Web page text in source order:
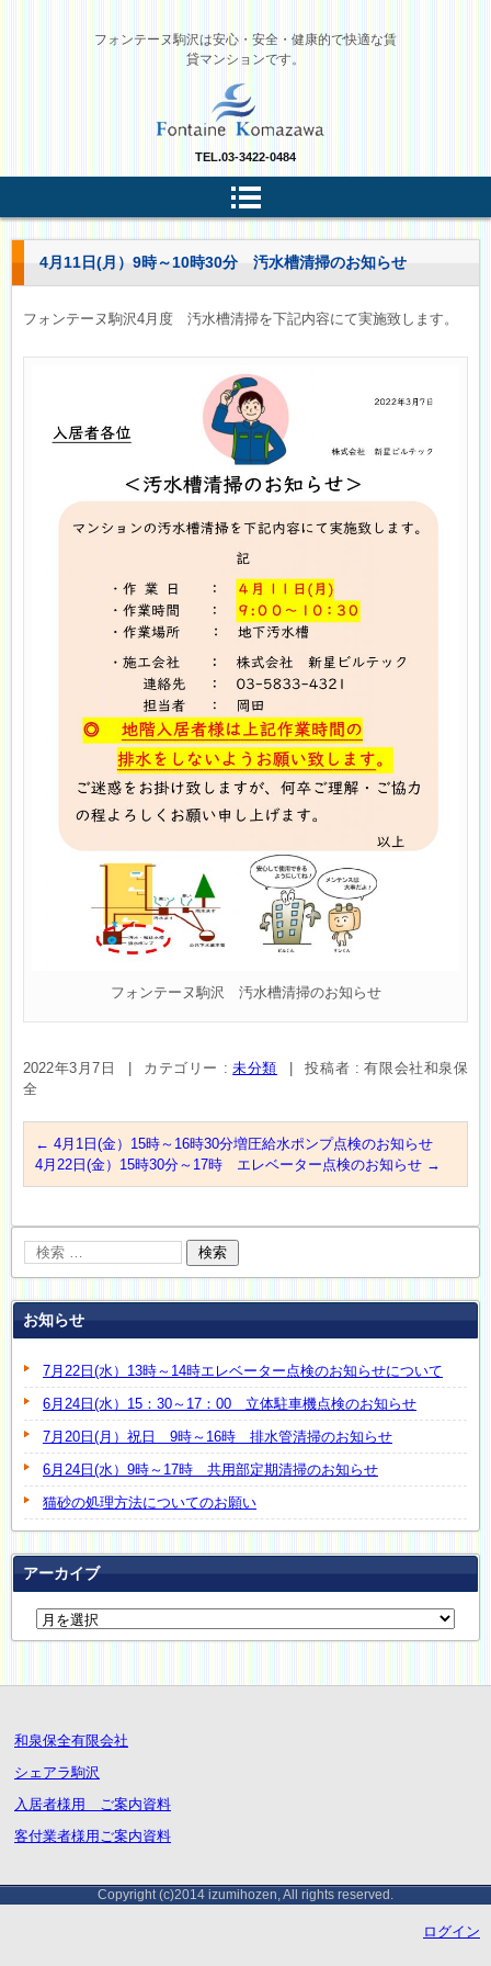
フォンテーヌ駒沢は安心・安全・健康的で快適な賃
貸マンションです。
TEL.03-3422-0484
4月11日(月）9時～10時30分 汚水槽清掃のお知らせ
フォンテーヌ駒沢4月度 汚水槽清掃を下記内容にて実施致します。
フォンテーヌ駒沢 汚水槽清掃のお知らせ
2022年3月7日 | カテゴリー :未分類 |
投稿者 : 有限会社和泉保
全
← 4月1日(金）15時～16時30分増圧給水ポンプ点検のお知らせ
4月22日(金）15時30分～17時 エレベーター点検のお知らせ →
お知らせ
7月22日(水）13時～14時エレベーター点検のお知らせについて
6月24日(水）15：30～17：00 立体駐車機点検のお知らせ
7月20日(月）祝日 9時～16時 排水管清掃のお知らせ
6月24日(水）9時～17時 共用部定期清掃のお知らせ
猫砂の処理方法についてのお願い
アーカイブ
和泉保全有限会社
シェアラ駒沢
入居者様用 ご案内資料
客付業者様用ご案内資料
Copyright (c)2014 izumihozen, All rights reserved.
ログイン